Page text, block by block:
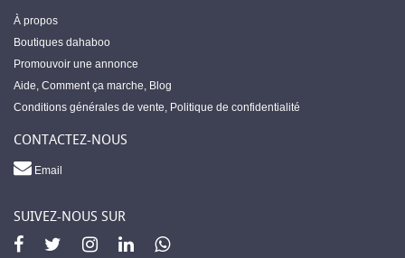
À propos
Boutiques dahaboo
Promouvoir une annonce
Aide, Comment ça marche, Blog
Conditions générales de vente, Politique de confidentialité
CONTACTEZ-NOUS
Email
SUIVEZ-NOUS SUR